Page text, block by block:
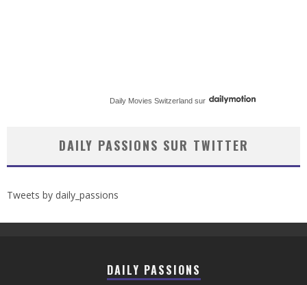
Daily Movies Switzerland sur
DAILY PASSIONS SUR TWITTER
Tweets by daily_passions
DAILY PASSIONS